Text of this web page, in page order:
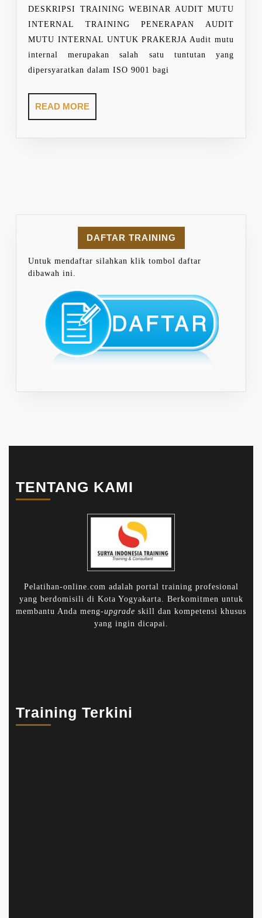
DESKRIPSI TRAINING WEBINAR AUDIT MUTU
INTERNAL TRAINING PENERAPAN AUDIT
MUTU INTERNAL UNTUK PRAKERJA Audit mutu
internal merupakan salah satu tuntutan yang
dipersyaratkan dalam ISO 9001 bagi
READ MOREREAD
MORE
DAFTAR TRAINING
Untuk mendaftar silahkan klik tombol daftar
dibawah ini.
TENTANG KAMI
Pelatihan-online.com adalah portal training profesional
yang berdomisili di Kota Yogyakarta. Berkomitmen untuk
membantu Anda meng-upgrade skill dan kompetensi khusus
yang ingin dicapai.
Training Terkini